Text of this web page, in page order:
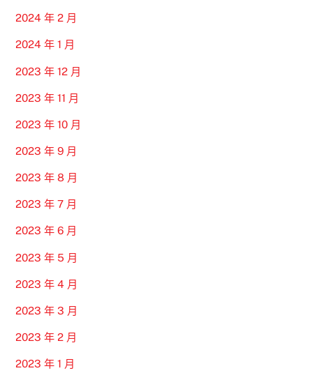
2024 年 2 月
2024 年 1 月
2023 年 12 月
2023 年 11 月
2023 年 10 月
2023 年 9 月
2023 年 8 月
2023 年 7 月
2023 年 6 月
2023 年 5 月
2023 年 4 月
2023 年 3 月
2023 年 2 月
2023 年 1 月